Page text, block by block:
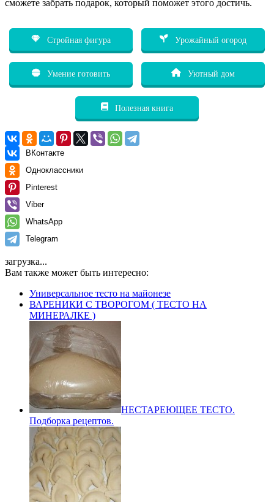
сможете забрать подарок, который поможет этого достичь.
Стройная фигура Урожайный огород
Умение готовить Уютный дом
Полезная книга
ВКонтакте
Одноклассники
Pinterest
Viber
WhatsApp
Telegram
загрузка...
Вам также может быть интересно:
Универсальное тесто на майонезе
ВАРЕНИКИ С ТВОРОГОМ ( ТЕСТО НА
МИНЕРАЛКЕ )
НЕСТАРЕЮЩЕЕ ТЕСТО.
Подборка рецептов.